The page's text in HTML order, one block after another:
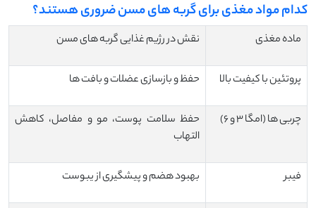
کدام مواد مغذی برای گربه ‌های مسن ضروری هستند؟
ماده مغذی نقش در رژیم غذایی گربه‌ های مسن
پروتئین با کیفیت بالا حفظ و بازسازی عضلات و بافت‌ ها
چربی ‌ها (امگا ۳ و ۶)
حفظ سلامت پوست، مو و مفاصل، کاهش
التهاب
فیبر بهبود هضم و پیشگیری از یبوست